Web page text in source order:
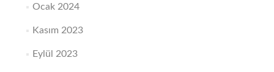
Ocak 2024
Kasım 2023
Eylül 2023